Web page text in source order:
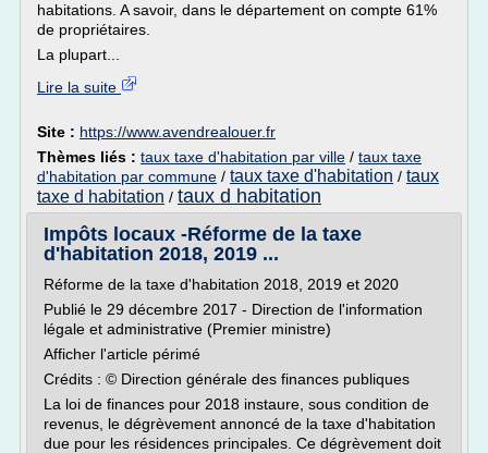
habitations. A savoir, dans le département on compte 61%
de propriétaires.
La plupart...
Lire la suite
Site : https://www.avendrealouer.fr
Thèmes liés : taux taxe d'habitation par ville / taux taxe
d'habitation par commune / taux taxe d'habitation / taux
taxe d habitation / taux d habitation
Impôts locaux -Réforme de la taxe
d'habitation 2018, 2019 ...
Réforme de la taxe d'habitation 2018, 2019 et 2020
Publié le 29 décembre 2017 - Direction de l'information
légale et administrative (Premier ministre)
Afficher l'article périmé
Crédits : © Direction générale des finances publiques
La loi de finances pour 2018 instaure, sous condition de
revenus, le dégrèvement annoncé de la taxe d'habitation
due pour les résidences principales. Ce dégrèvement doit